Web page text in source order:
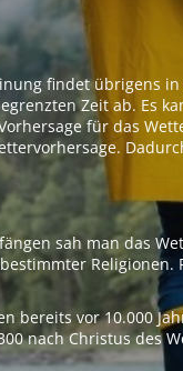
findet übrigens
Zeit ab. Es
für das
sah man das
Religionen.
bereits vor 10.000
nach Christus des